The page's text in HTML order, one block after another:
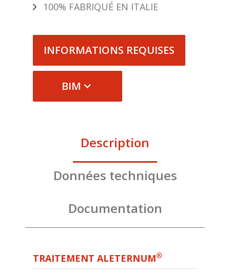
100% FABRIQUÉ EN ITALIE
INFORMATIONS REQUISES
BIM
Description
Données techniques
Documentation
TRAITEMENT ALETERNUM®